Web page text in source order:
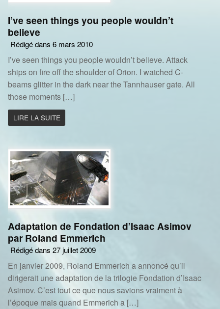
I’ve seen things you people wouldn’t
believe
Rédigé dans 6 mars 2010
I’ve seen things you people wouldn’t believe. Attack
ships on fire off the shoulder of Orion. I watched C-
beams glitter in the dark near the Tannhauser gate. All
those moments […]
LIRE LA SUITE
Adaptation de Fondation d’Isaac Asimov
par Roland Emmerich
Rédigé dans 27 juillet 2009
En janvier 2009, Roland Emmerich a annoncé qu’il
dirigerait une adaptation de la trilogie Fondation d’Isaac
Asimov. C’est tout ce que nous savions vraiment à
l’époque mais quand Emmerich a […]